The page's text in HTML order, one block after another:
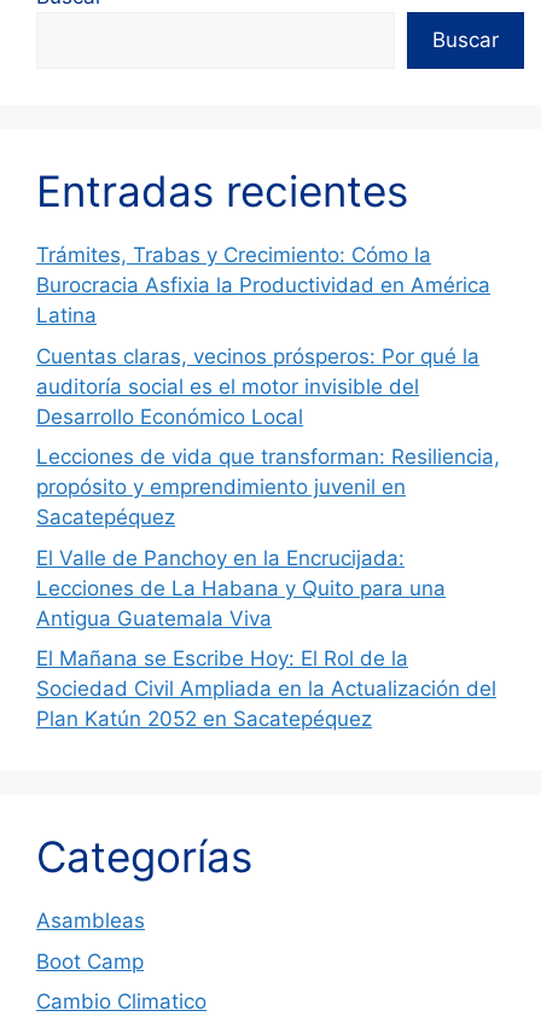
Buscar
Entradas recientes
Trámites, Trabas y Crecimiento: Cómo la
Burocracia Asfixia la Productividad en América
Latina
Cuentas claras, vecinos prósperos: Por qué la
auditoría social es el motor invisible del
Desarrollo Económico Local
Lecciones de vida que transforman: Resiliencia,
propósito y emprendimiento juvenil en
Sacatepéquez
El Valle de Panchoy en la Encrucijada:
Lecciones de La Habana y Quito para una
Antigua Guatemala Viva
El Mañana se Escribe Hoy: El Rol de la
Sociedad Civil Ampliada en la Actualización del
Plan Katún 2052 en Sacatepéquez
Categorías
Asambleas
Boot Camp
Cambio Climatico